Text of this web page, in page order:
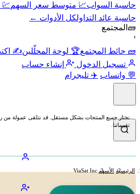
حاسبة السواب📈 متوسط سعر السهم💹
حاسبة عائد التداولكل الأدوات ←
🧱المجتمع
🧱 حائط المجتمع🏆 لوحة المحلّلين✍️
تسجيل الدخول
إنشاء حساب
💬 واتساب ✈️ تليجرام
نختار جميع المنتجات بشكل مستقل. قد نتلقى عمولة من
تقييماتنا.
الرئيسية الأسهم ViaSat Inc